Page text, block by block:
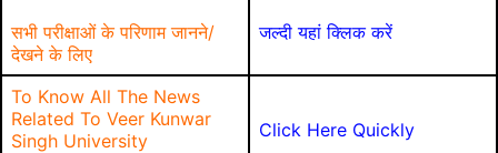
सभी परीक्षाओं के परिणाम जानने/
देखने के लिए
जल्दी यहां क्लिक करें
To Know All The News
Related To Veer Kunwar
Singh University
Click Here Quickly